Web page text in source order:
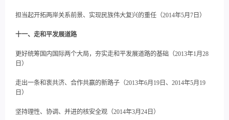
担当起开拓两岸关系前景、实现民族伟大复兴的重任（2014年5月7日）
十一、走和平发展道路
更好统筹国内国际两个大局，夯实走和平发展道路的基础（2013年1月28
日）
走出一条和衷共济、合作共赢的新路子（2013年6月19日、2014年5月19
日）
坚持理性、协调、并进的核安全观（2014年3月24日）